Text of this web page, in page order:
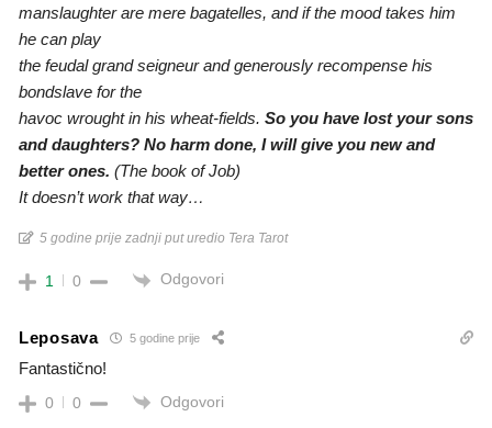
manslaughter are mere bagatelles, and if the mood takes him
he can play
the feudal grand seigneur and generously recompense his
bondslave for the
havoc wrought in his wheat-fields. So you have lost your sons
and daughters? No harm done, I will give you new and
better ones. (The book of Job)
It doesn’t work that way…
5 godine prije zadnji put uredio Tera Tarot
1 0 Odgovori
Leposava 5 godine prije
Fantastično!
0 0 Odgovori